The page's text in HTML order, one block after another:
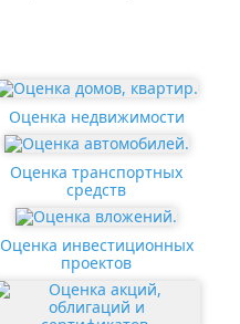
Оценка недвижимости
Оценка транспортных
средств
Оценка инвестиционных
проектов